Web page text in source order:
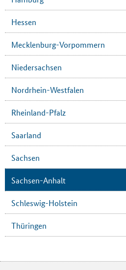
Hessen
Mecklenburg-Vorpommern
Niedersachsen
Nordrhein-Westfalen
Rheinland-Pfalz
Saarland
Sachsen
Sachsen-Anhalt
Schleswig-Holstein
Thüringen